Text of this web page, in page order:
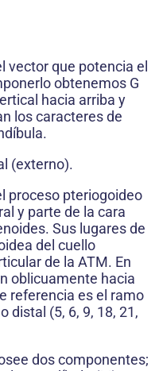
vector que potencia el
obtenemos G
hacia arriba y
los caracteres de
(externo).
proceso pteriogoideo
y parte de la cara
Sus lugares de
del cuello
de la ATM. En
oblicuamente hacia
referencia es el ramo
distal (5, 6, 9, 18, 21,
dos componentes;